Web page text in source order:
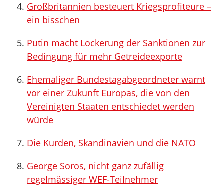
Großbritannien besteuert Kriegsprofiteure –
ein bisschen
Putin macht Lockerung der Sanktionen zur
Bedingung für mehr Getreideexporte
Ehemaliger Bundestagabgeordneter warnt
vor einer Zukunft Europas, die von den
Vereinigten Staaten entschiedet werden
würde
Die Kurden, Skandinavien und die NATO
George Soros, nicht ganz zufällig
regelmässiger WEF-Teilnehmer